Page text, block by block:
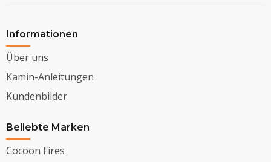
Informationen
Über uns
Kamin-Anleitungen
Kundenbilder
Beliebte Marken
Cocoon Fires